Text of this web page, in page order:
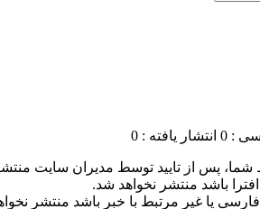
: 0 انتشار یافته : 0
پس از تایید توسط مدیران سایت
باشد منتشر نخواهد شد.
یا غیر مرتبط با خبر باشد منتشر